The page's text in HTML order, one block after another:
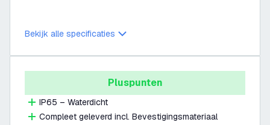
Bekijk alle specificaties
Pluspunten
IP65 – Waterdicht
Compleet geleverd incl. Bevestigingsmateriaal